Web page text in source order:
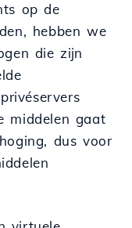
op de
hebben we
die zijn
middelen gaat
dus voor